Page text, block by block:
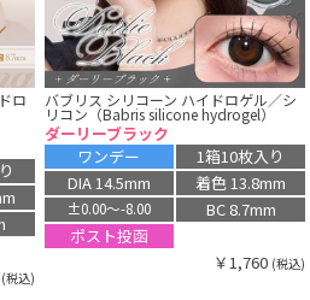
ロ
(税込)
バブリス シリコーン ハイドロゲル／シ
リコン（Babris silicone hydrogel）
ダーリーブラック
ワンデー
1箱10枚入り
DIA 14.5mm
着色 13.8mm
±0.00〜-8.00
BC 8.7mm
ポスト投函
￥1,760 (税込)